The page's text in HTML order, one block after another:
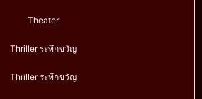
Theater
Thriller ระทึกขวัญ
Thriller ระทึกขวัญ